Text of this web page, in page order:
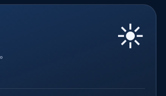
☀️